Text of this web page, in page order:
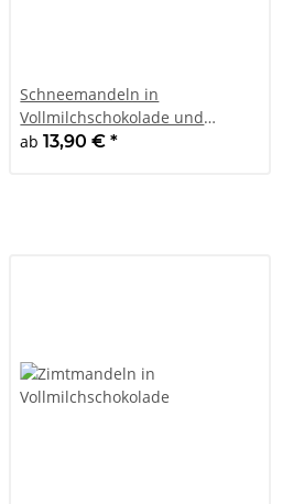
Schneemandeln in
Vollmilchschokolade und
Puderzucker
ab13,90 €*